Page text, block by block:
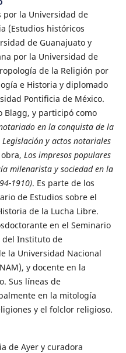
por la Universidad de
(Estudios históricos
de Guanajuato y
por la Universidad de
de la Religión por
e Historia y diplomado
Pontificia de México.
Blagg, y participó como
en la conquista de la
y actos notariales
Los impresos populares
milenarista y sociedad en la
1910). Es parte de los
de Estudios sobre el
de la Lucha Libre.
en el Seminario
Instituto de
la Universidad Nacional
y docente en la
Sus líneas de
en la mitología
y el folclor religioso.
de Ayer y curadora